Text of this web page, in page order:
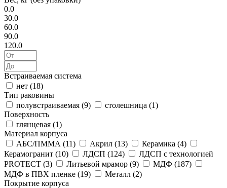
0.0
30.0
60.0
90.0
120.0
Встраиваемая система
нет (18)
Тип раковины
полувстраиваемая (9) столешница (1)
Поверхность
глянцевая (1)
Материал корпуса
АБС/ПММА (11) Акрил (13) Керамика (4)
Керамогранит (10) ЛДСП (124)
ЛДСП с технологией
PROTECT (3) Литьевой мрамор (9) МДФ (187)
МДФ в ПВХ пленке (19) Металл (2)
Покрытие корпуса